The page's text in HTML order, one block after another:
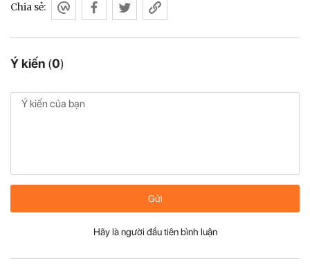
Ý kiến (0)
Chia sẻ:
Gửi
Hãy là người đầu tiên bình luận